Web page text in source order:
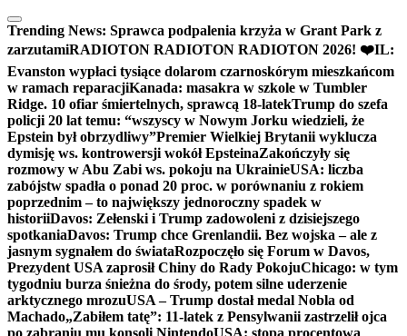
Trending News: Sprawca podpalenia krzyża w Grant Park z
zarzutamiRADIOTON RADIOTON RADIOTON 2026! ❤️IL:
Evanston wypłaci tysiące dolarom czarnoskórym mieszkańcom
w ramach reparacjiKanada: masakra w szkole w Tumbler
Ridge. 10 ofiar śmiertelnych, sprawcą 18-latekTrump do szefa
policji 20 lat temu: “wszyscy w Nowym Jorku wiedzieli, że
Epstein był obrzydliwy”Premier Wielkiej Brytanii wyklucza
dymisję ws. kontrowersji wokół EpsteinaZakończyły się
rozmowy w Abu Zabi ws. pokoju na UkrainieUSA: liczba
zabójstw spadła o ponad 20 proc. w porównaniu z rokiem
poprzednim – to największy jednoroczny spadek w
historiiDavos: Zełenski i Trump zadowoleni z dzisiejszego
spotkaniaDavos: Trump chce Grenlandii. Bez wojska – ale z
jasnym sygnałem do świataRozpoczęło się Forum w Davos,
Prezydent USA zaprosił Chiny do Rady PokojuChicago: w tym
tygodniu burza śnieżna do środy, potem silne uderzenie
arktycznego mrozuUSA – Trump dostał medal Nobla od
Machado„Zabiłem tatę”: 11-latek z Pensylwanii zastrzelił ojca
po zabraniu mu konsoli NintendoUSA: stopa procentowa